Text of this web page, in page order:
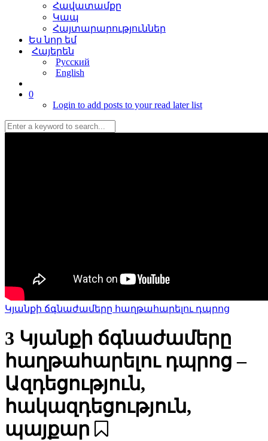
Հավատամքը
Կապ
Հայտարարություններ
Ես նոր եմ
Հայերեն
Русский
English
0
Login to add posts to your read later list
Կյանքի ճգնաժամերը հաղթահարելու դպրոց
3 Կյանքի ճգնաժամերը
հաղթահարելու դպրոց –
Ազդեցություն,
հակազդեցություն,
պայքար